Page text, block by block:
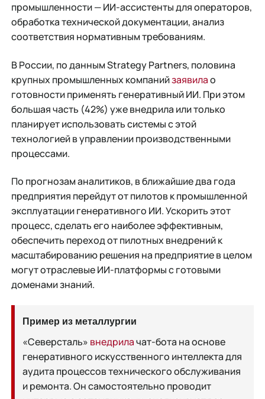
промышленности — ИИ-ассистенты для операторов,
обработка технической документации, анализ
соответствия нормативным требованиям.
В России, по данным Strategy Partners, половина
крупных промышленных компанийзаявилао
готовности применять генеративный ИИ. При этом
большая часть (42%) уже внедрила или только
планирует использовать системы с этой
технологией в управлении производственными
процессами.
По прогнозам аналитиков, в ближайшие два года
предприятия перейдут от пилотов к промышленной
эксплуатации генеративного ИИ. Ускорить этот
процесс, сделать его наиболее эффективным,
обеспечить переход от пилотных внедрений к
масштабированию решения на предприятие в целом
могут отраслевые ИИ-платформы с готовыми
доменами знаний.
Пример из металлургии
«Северсталь» внедрилачат-бота на основе
генеративного искусственного интеллекта для
аудита процессов технического обслуживания
и ремонта. Он самостоятельно проводит